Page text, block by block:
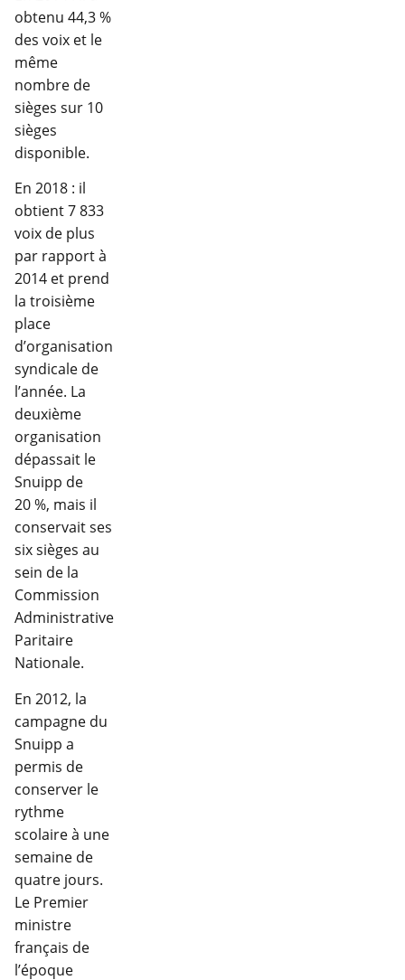
obtenu 44,3 %
des voix et le
même
nombre de
sièges sur 10
sièges
disponible.
En 2018 : il
obtient 7 833
voix de plus
par rapport à
2014 et prend
la troisième
place
d’organisation
syndicale de
l’année. La
deuxième
organisation
dépassait le
Snuipp de
20 %, mais il
conservait ses
six sièges au
sein de la
Commission
Administrative
Paritaire
Nationale.
En 2012, la
campagne du
Snuipp a
permis de
conserver le
rythme
scolaire à une
semaine de
quatre jours.
Le Premier
ministre
français de
l’époque